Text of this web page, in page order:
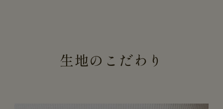
生地のこだわり